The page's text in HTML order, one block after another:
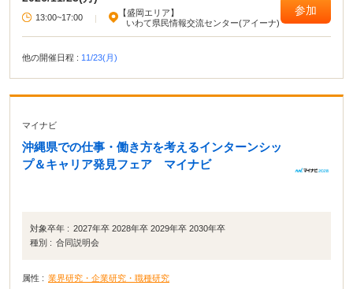
13:00~17:00 |
【盛岡エリア】
いわて県民情報交流センター(アイーナ)
参加
他の開催日程 : 11/23(月)
マイナビ
沖縄県での仕事・働き方を考えるインターンシッ
プ＆キャリア発見フェア マイナビ
対象卒年 : 2027年卒 2028年卒 2029年卒 2030年卒
種別 : 合同説明会
属性 : 業界研究・企業研究・職種研究